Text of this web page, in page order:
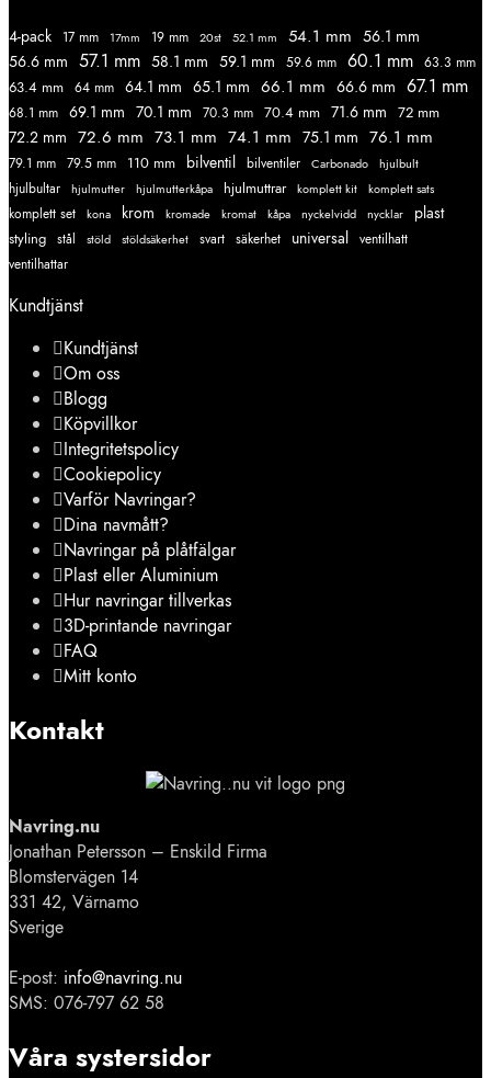
4-pack 17 mm 17mm 19 mm 20st 52.1 mm 54.1 mm 56.1 mm
56.6 mm 57.1 mm 58.1 mm 59.1 mm 59.6 mm 60.1 mm 63.3 mm
63.4 mm 64 mm 64.1 mm 65.1 mm 66.1 mm 66.6 mm 67.1 mm
68.1 mm 69.1 mm 70.1 mm 70.3 mm 70.4 mm 71.6 mm 72 mm
72.2 mm 72.6 mm 73.1 mm 74.1 mm 75.1 mm 76.1 mm
79.1 mm 79.5 mm 110 mm bilventil bilventiler Carbonado hjulbult
hjulbultar hjulmutter hjulmutterkåpa hjulmuttrar komplett kit komplett sats
komplett set kona krom kromade kromat kåpa nyckelvidd nycklar
plast
styling
stål stöld stöldsäkerhet svart säkerhet universal ventilhatt
ventilhattar
Kundtjänst
Kundtjänst
Om oss
Blogg
Köpvillkor
Integritetspolicy
Cookiepolicy
Varför Navringar?
Dina navmått?
Navringar på plåtfälgar
Plast eller Aluminium
Hur navringar tillverkas
3D-printande navringar
FAQ
Mitt konto
Kontakt
Navring.nu
Jonathan Petersson – Enskild Firma
Blomstervägen 14
331 42, Värnamo
Sverige
E-post: info@navring.nu
SMS: 076-797 62 58
Våra systersidor